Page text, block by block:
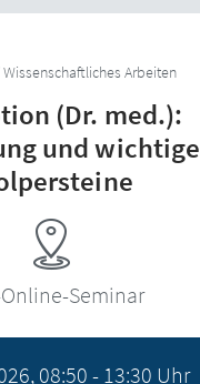
Arbeiten
(Dr. med.):
und wichtige
Seminar
08:50 - 13:30 Uhr